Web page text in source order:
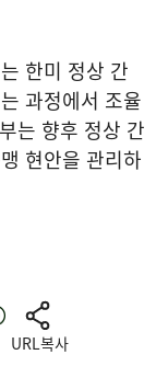
한미 정상 간
과정에서 조율
는 향후 정상 간
현안을 관리하
URL복사